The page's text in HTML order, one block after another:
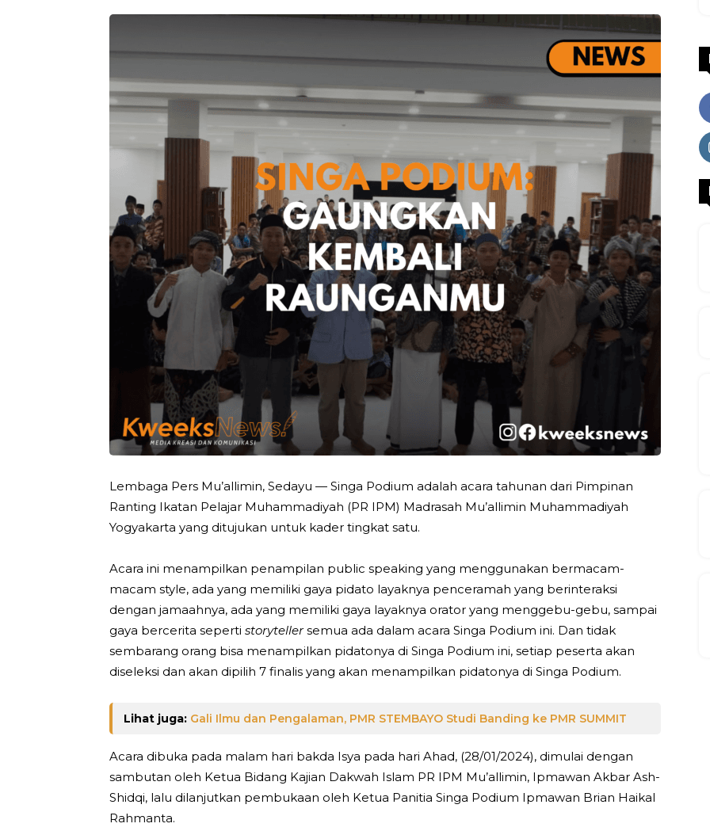
Lembaga Pers Mu’allimin, Sedayu — Singa Podium adalah acara tahunan dari Pimpinan
Ranting Ikatan Pelajar Muhammadiyah (PR IPM) Madrasah Mu’allimin Muhammadiyah
Yogyakarta yang ditujukan untuk kader tingkat satu.
Acara ini menampilkan penampilan public speaking yang menggunakan bermacam-
macam style, ada yang memiliki gaya pidato layaknya penceramah yang berinteraksi
dengan jamaahnya, ada yang memiliki gaya layaknya orator yang menggebu-gebu, sampai
gaya bercerita seperti storytellersemua ada dalam acara Singa Podium ini. Dan tidak
sembarang orang bisa menampilkan pidatonya di Singa Podium ini, setiap peserta akan
diseleksi dan akan dipilih 7 finalis yang akan menampilkan pidatonya di Singa Podium.
Lihat juga: Gali Ilmu dan Pengalaman, PMR STEMBAYO Studi Banding ke PMR SUMMIT
Acara dibuka pada malam hari bakda Isya pada hari Ahad, (28/01/2024), dimulai dengan
sambutan oleh Ketua Bidang Kajian Dakwah Islam PR IPM Mu’allimin, Ipmawan Akbar Ash-
Shidqi, lalu dilanjutkan pembukaan oleh Ketua Panitia Singa Podium Ipmawan Brian Haikal
Rahmanta.